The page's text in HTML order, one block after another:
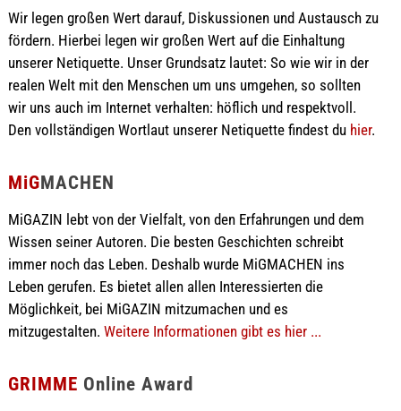
Wir legen großen Wert darauf, Diskussionen und Austausch zu
fördern. Hierbei legen wir großen Wert auf die Einhaltung
unserer Netiquette. Unser Grundsatz lautet: So wie wir in der
realen Welt mit den Menschen um uns umgehen, so sollten
wir uns auch im Internet verhalten: höflich und respektvoll.
Den vollständigen Wortlaut unserer Netiquette findest du hier.
MiGMACHEN
MiGAZIN lebt von der Vielfalt, von den Erfahrungen und dem
Wissen seiner Autoren. Die besten Geschichten schreibt
immer noch das Leben. Deshalb wurde MiGMACHEN ins
Leben gerufen. Es bietet allen allen Interessierten die
Möglichkeit, bei MiGAZIN mitzumachen und es
mitzugestalten. Weitere Informationen gibt es hier ...
GRIMME Online Award